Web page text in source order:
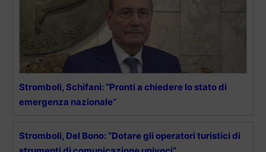
Stromboli, Schifani: “Pronti a chiedere lo stato di
emergenza nazionale”
Stromboli, Del Bono: “Dotare gli operatori turistici di